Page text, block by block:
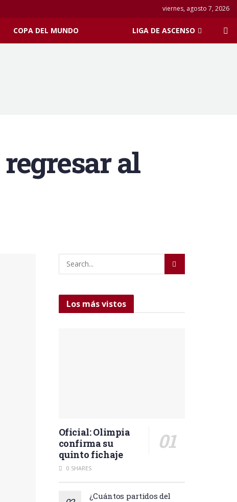
viernes, agosto 7, 2026
COPA DEL MUNDO LIGA DE ASCENSO
al
Los más vistos
Oficial: Olimpia
confirma su
quinto fichaje
0 SHARES
¿Cuántos partidos del